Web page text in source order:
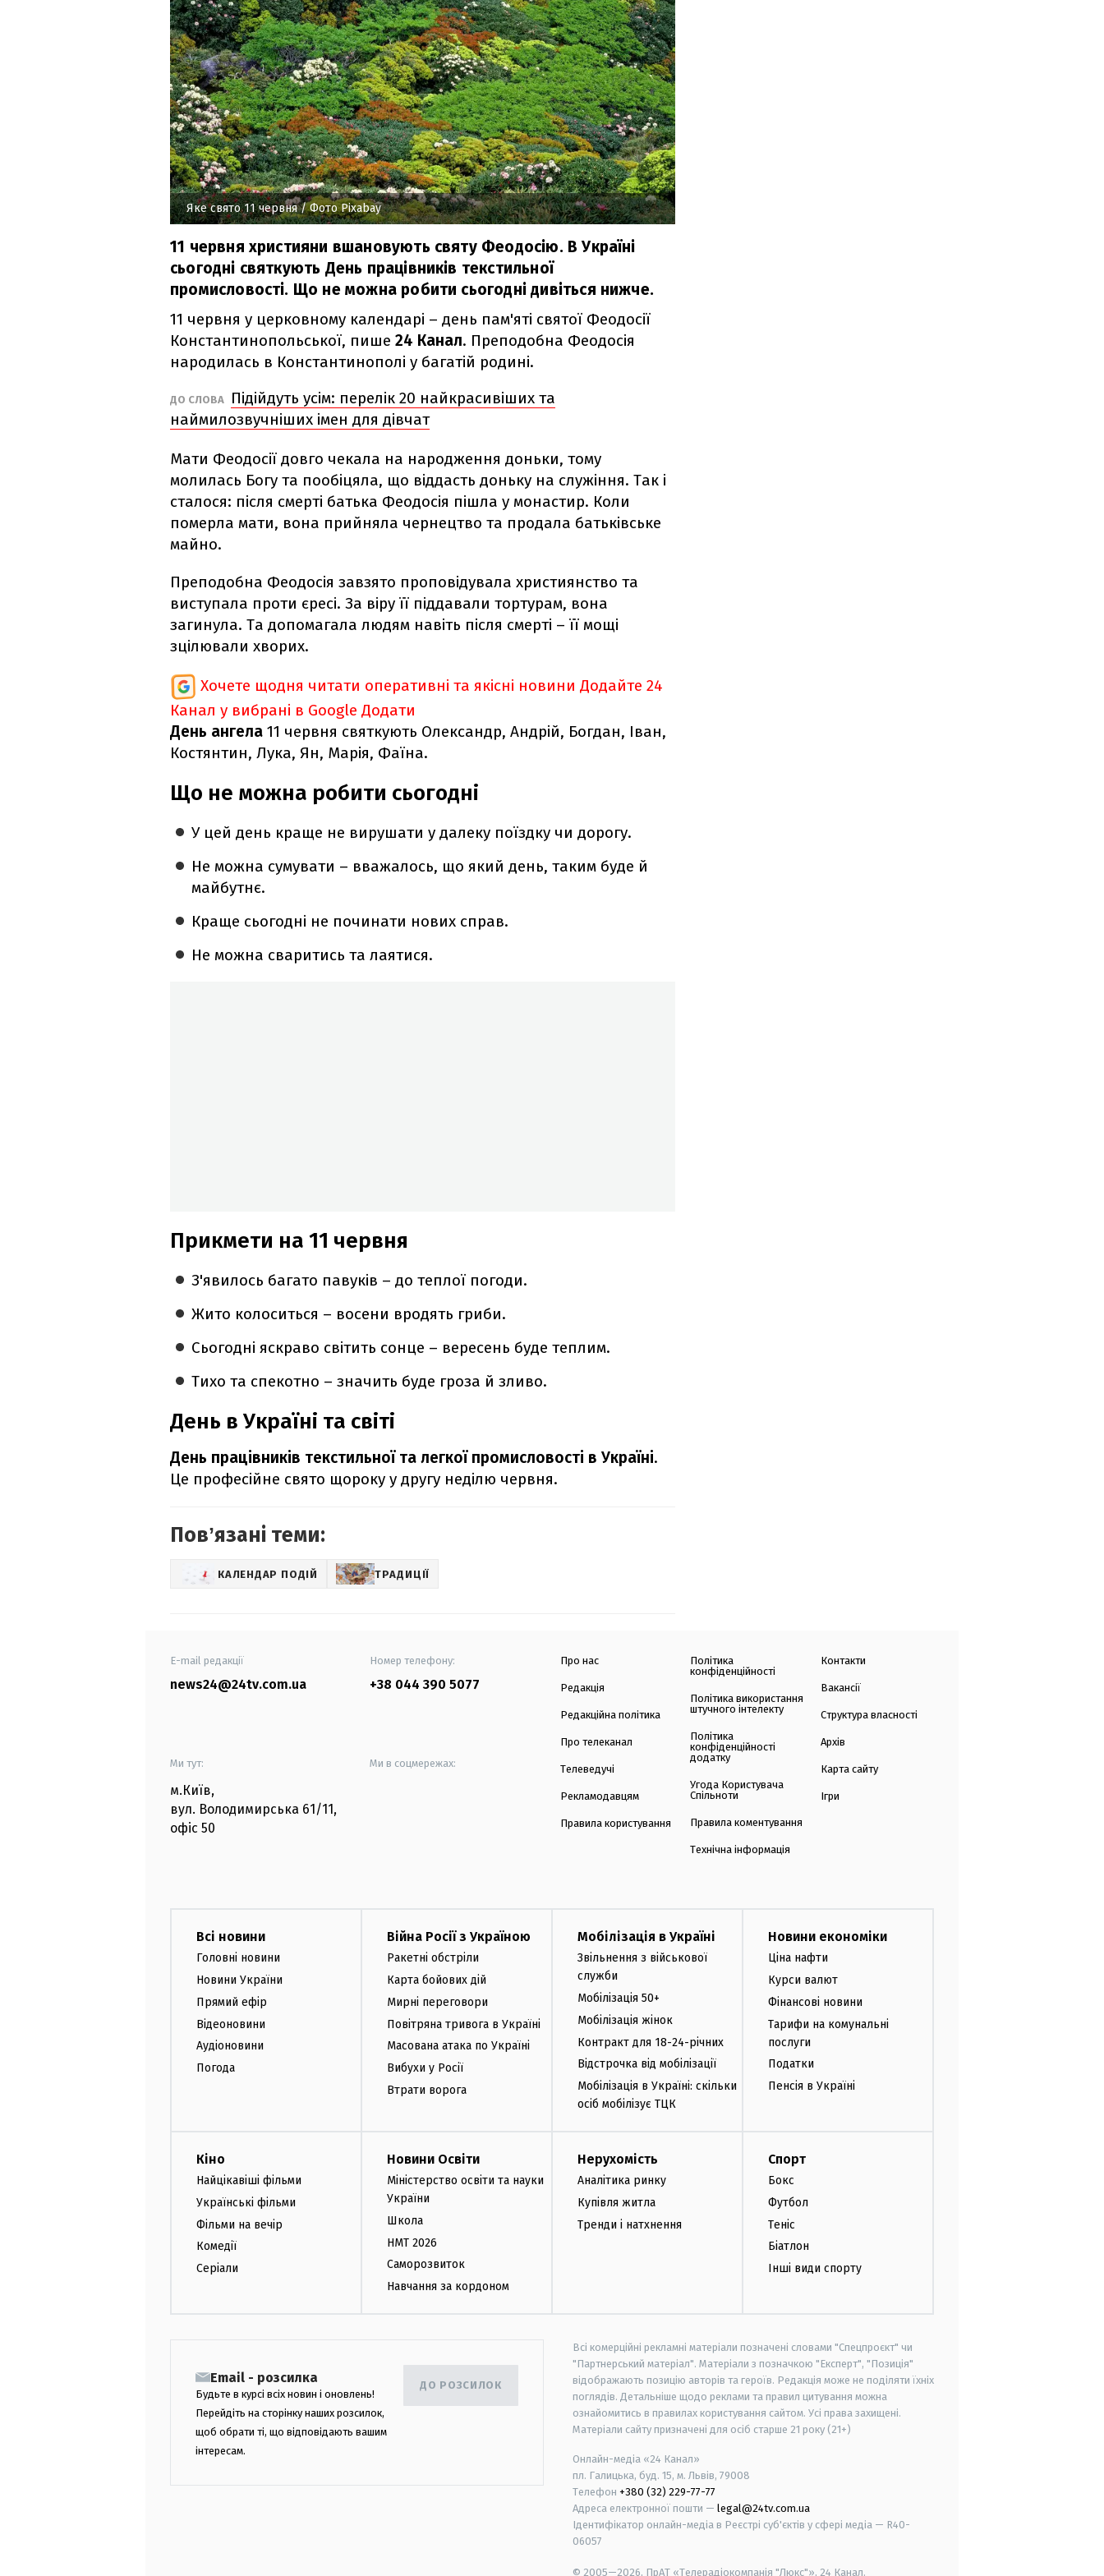
Яке свято 11 червня/ Фото Pixabay
11 червня християни вшановують святу Феодосію. В Україні
сьогодні святкують День працівників текстильної
промисловості. Що не можна робити сьогодні дивіться нижче.
11 червня у церковному календарі – день пам'яті святої Феодосії
Константинопольської, пише 24 Канал. Преподобна Феодосія
народилась в Константинополі у багатій родині.
ДО СЛОВА
Підійдуть усім: перелік 20 найкрасивіших та
наймилозвучніших імен для дівчат
Мати Феодосії довго чекала на народження доньки, тому
молилась Богу та пообіцяла, що віддасть доньку на служіння. Так і
сталося: після смерті батька Феодосія пішла у монастир. Коли
померла мати, вона прийняла чернецтво та продала батьківське
майно.
Преподобна Феодосія завзято проповідувала християнство та
виступала проти єресі. За віру її піддавали тортурам, вона
загинула. Та допомагала людям навіть після смерті – її мощі
зцілювали хворих.
Хочете щодня читати оперативні та якісні новини Додайте 24
Канал у вибрані в Google Додати
День ангела 11 червня святкують Олександр, Андрій, Богдан, Іван,
Костянтин, Лука, Ян, Марія, Фаїна.
Що не можна робити сьогодні
У цей день краще не вирушати у далеку поїздку чи дорогу.
Не можна сумувати – вважалось, що який день, таким буде й
майбутнє.
Краще сьогодні не починати нових справ.
Не можна сваритись та лаятися.
Прикмети на 11 червня
З'явилось багато павуків – до теплої погоди.
Жито колоситься – восени вродять гриби.
Сьогодні яскраво світить сонце – вересень буде теплим.
Тихо та спекотно – значить буде гроза й зливо.
День в Україні та світі
День працівників текстильної та легкої промисловості в Україні.
Це професійне свято щороку у другу неділю червня.
Повʼязані теми:
КАЛЕНДАР ПОДІЙ ТРАДИЦІЇ
E-mail редакції
news24@24tv.com.ua
Номер телефону:
+38 044 390 5077
Ми тут:
м.Київ,
вул. Володимирська 61/11,
офіс 50
Ми в соцмережах:
Про нас
Редакція
Редакційна політика
Про телеканал
Телеведучі
Рекламодавцям
Правила користування
Політика
конфіденційності
Політика використання
штучного інтелекту
Політика
конфіденційності
додатку
Угода Користувача
Спільноти
Правила коментування
Технічна інформація
Контакти
Вакансії
Структура власності
Архів
Карта сайту
Ігри
Всі новини
Головні новини
Новини України
Прямий ефір
Відеоновини
Аудіоновини
Погода
Війна Росії з Україною
Ракетні обстріли
Карта бойових дій
Мирні переговори
Повітряна тривога в Україні
Масована атака по Україні
Вибухи у Росії
Втрати ворога
Мобілізація в Україні
Звільнення з військової
служби
Мобілізація 50+
Мобілізація жінок
Контракт для 18-24-річних
Відстрочка від мобілізації
Мобілізація в Україні: скільки
осіб мобілізує ТЦК
Новини економіки
Ціна нафти
Курси валют
Фінансові новини
Тарифи на комунальні
послуги
Податки
Пенсія в Україні
Кіно
Найцікавіші фільми
Українські фільми
Фільми на вечір
Комедії
Серіали
Новини Освіти
Міністерство освіти та науки
України
Школа
НМТ 2026
Саморозвиток
Навчання за кордоном
Нерухомість
Аналітика ринку
Купівля житла
Тренди і натхнення
Спорт
Бокс
Футбол
Теніс
Біатлон
Інші види спорту
Email - розсилка
Будьте в курсі всіх новин і оновлень!
Перейдіть на сторінку наших розсилок,
щоб обрати ті, що відповідають вашим
інтересам.
ДО РОЗСИЛОК
Всі комерційні рекламні матеріали позначені словами "Спецпроєкт" чи
"Партнерський матеріал". Матеріали з позначкою "Експерт", "Позиція"
відображають позицію авторів та героїв. Редакція може не поділяти їхніх
поглядів. Детальніше щодо реклами та правил цитування можна
ознайомитись в правилах користування сайтом. Усі права захищені.
Матеріали сайту призначені для осіб старше 21 року (21+)
Онлайн-медіа «24 Канал»
пл. Галицька, буд. 15, м. Львів, 79008
Телефон +380 (32) 229-77-77
Адреса електронної пошти — legal@24tv.com.ua
Ідентифікатор онлайн-медіа в Реєстрі суб'єктів у сфері медіа — R40-
06057
© 2005—2026, ПрАТ «Телерадіокомпанія "Люкс"», 24 Канал.